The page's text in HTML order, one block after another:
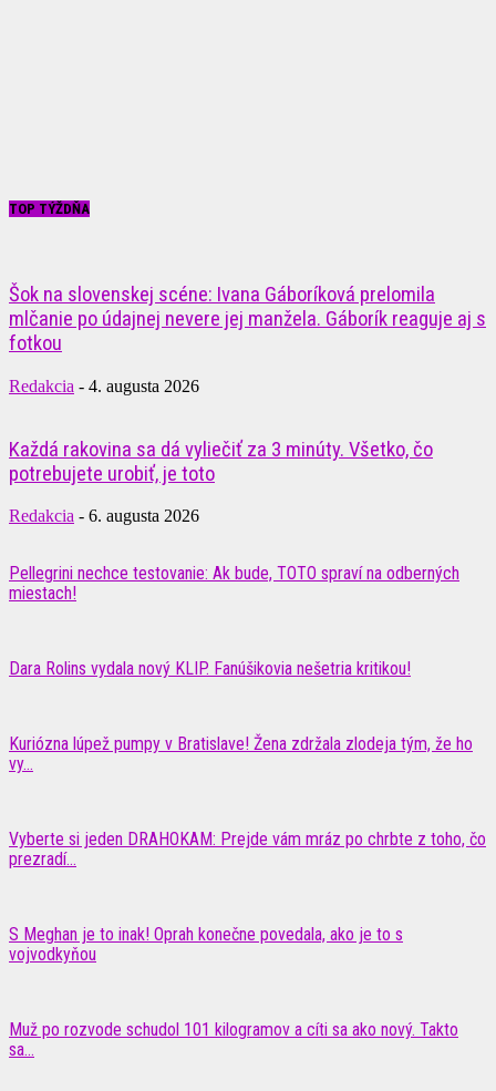
TOP TÝŽDŇA
Šok na slovenskej scéne: Ivana Gáboríková prelomila
mlčanie po údajnej nevere jej manžela. Gáborík reaguje aj s
fotkou
Redakcia - 4. augusta 2026
Každá rakovina sa dá vyliečiť za 3 minúty. Všetko, čo
potrebujete urobiť, je toto
Redakcia - 6. augusta 2026
Pellegrini nechce testovanie: Ak bude, TOTO spraví na odberných
miestach!
Dara Rolins vydala nový KLIP. Fanúšikovia nešetria kritikou!
Kuriózna lúpež pumpy v Bratislave! Žena zdržala zlodeja tým, že ho
vy…
Vyberte si jeden DRAHOKAM: Prejde vám mráz po chrbte z toho, čo
prezradí...
S Meghan je to inak! Oprah konečne povedala, ako je to s
vojvodkyňou
Muž po rozvode schudol 101 kilogramov a cíti sa ako nový. Takto
sa...